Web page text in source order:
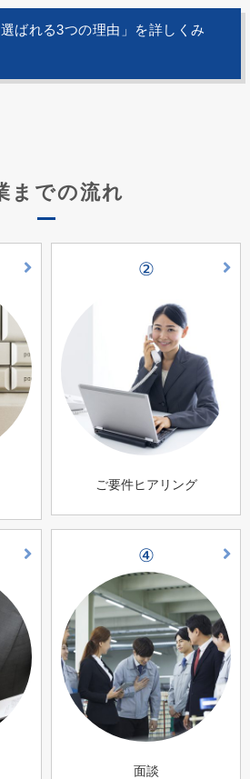
選ばれる3つの理由」を詳しくみ
までの流れ
②
ご要件ヒアリング
④
面談